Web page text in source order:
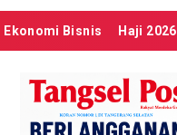
Ekonomi Bisnis Haji 2026